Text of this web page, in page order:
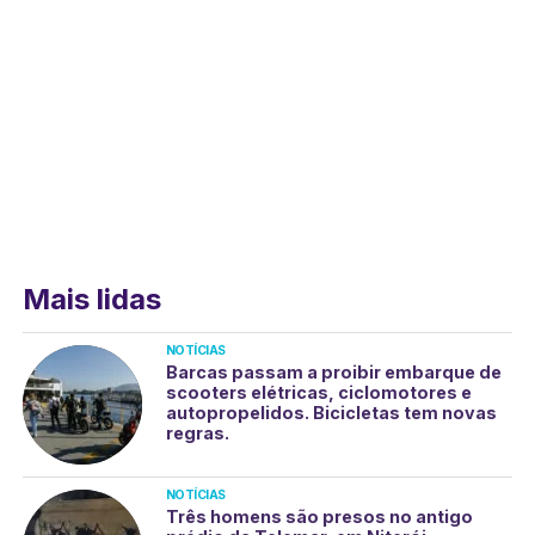
Mais lidas
NOTÍCIAS
Barcas passam a proibir embarque de
scooters elétricas, ciclomotores e
autopropelidos. Bicicletas tem novas
regras.
NOTÍCIAS
Três homens são presos no antigo